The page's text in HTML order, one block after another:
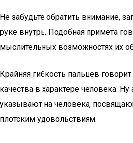
Не забудьте обратить внимание,
руке внутрь. Подобная примета
мыслительных возможностях их
Крайняя гибкость пальцев
качества в характере человека.
указывают на человека,
плотским удовольствиям.